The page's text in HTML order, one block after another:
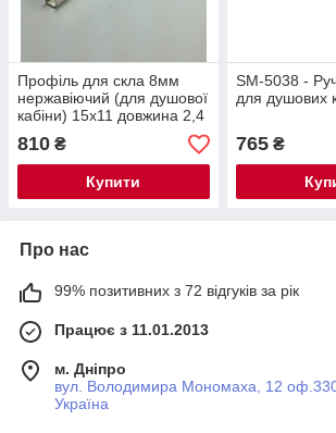
Профіль для скла 8мм
нержавіючий (для душової
кабіни) 15х11 довжина 2,4
м
810 ₴
Купити
SM-5038 -
для душових
765₴
Про нас
99% позитивних з 72 відгуків за рік
Працює з 11.01.2013
м. Дніпро
вул. Володимира Мономаха, 12
Україна